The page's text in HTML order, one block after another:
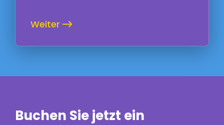
Weiter
Buchen Sie jetzt ein